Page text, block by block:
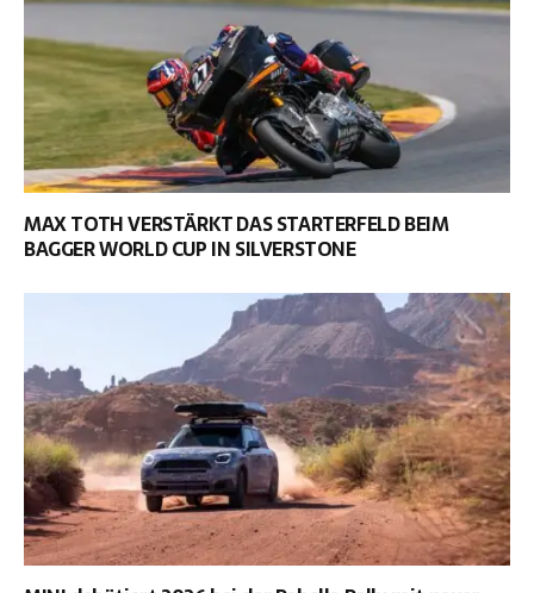
MAX TOTH VERSTÄRKT DAS STARTERFELD BEIM
BAGGER WORLD CUP IN SILVERSTONE